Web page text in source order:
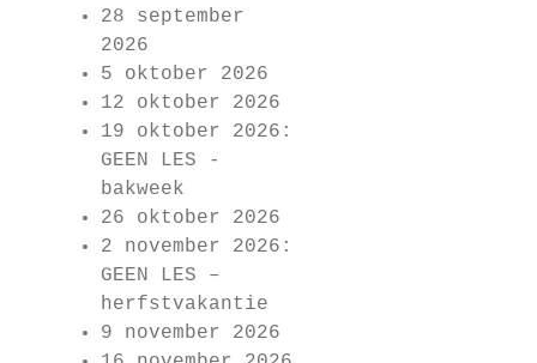
28 september
2026
5 oktober 2026
12 oktober 2026
19 oktober 2026:
GEEN LES -
bakweek
26 oktober 2026
2 november 2026:
GEEN LES –
herfstvakantie
9 november 2026